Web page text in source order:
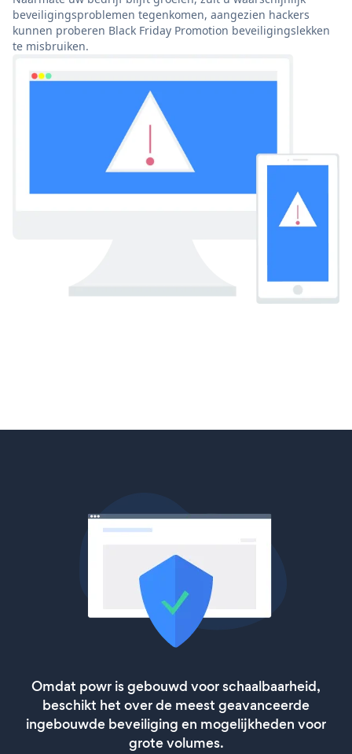
beveiligingsproblemen tegenkomen, aangezien hackers
kunnen proberen Black Friday Promotion beveiligingslekken
te misbruiken.
Omdat powr is gebouwd voor schaalbaarheid,
beschikt het over de meest geavanceerde
ingebouwde beveiliging en mogelijkheden voor
grote volumes.